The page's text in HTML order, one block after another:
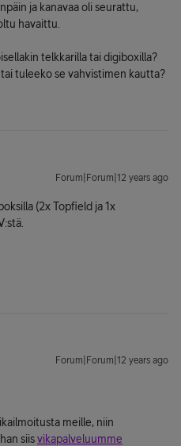
ja kanavaa oli seurattu,
havaittu.
telkkarilla tai digiboxilla?
tuleeko se vahvistimen kautta?
Forum|Forum|12 years ago
(2x Topfield ja 1x
Forum|Forum|12 years ago
meille, niin
siisvikapalveluumme